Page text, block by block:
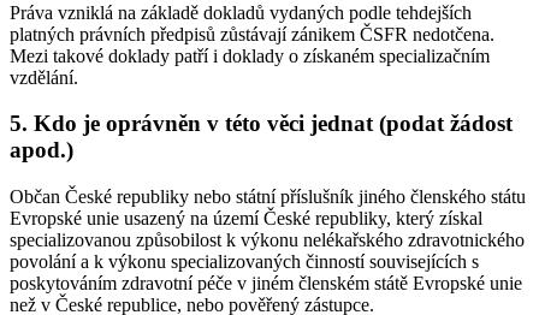
Práva vzniklá na základě dokladů vydaných podle tehdejších
platných právních předpisů zůstávají zánikem ČSFR nedotčena.
Mezi takové doklady patří i doklady o získaném specializačním
vzdělání.
5. Kdo je oprávněn v této věci jednat (podat žádost
apod.)
Občan České republiky nebo státní příslušník jiného členského státu
Evropské unie usazený na území České republiky, který získal
specializovanou způsobilost k výkonu nelékařského zdravotnického
povolání a k výkonu specializovaných činností souvisejících s
poskytováním zdravotní péče v jiném členském státě Evropské unie
než v České republice, nebo pověřený zástupce.